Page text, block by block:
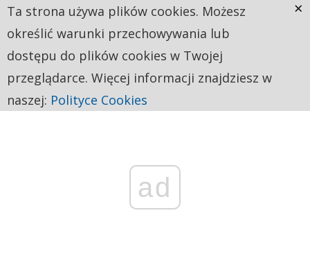
ad
Ta strona używa plików cookies. Możesz
określić warunki przechowywania lub
dostępu do plików cookies w Twojej
przeglądarce. Więcej informacji znajdziesz w
naszej: Polityce Cookies
×